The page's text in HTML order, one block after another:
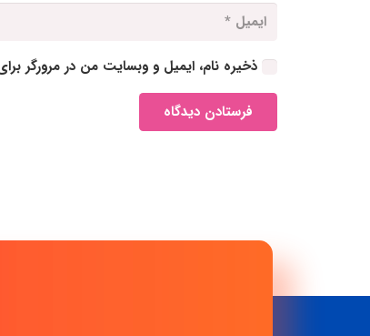
ذخیره نام، ایمیل و وبسایت من در مرورگر
فرستادن دیدگاه